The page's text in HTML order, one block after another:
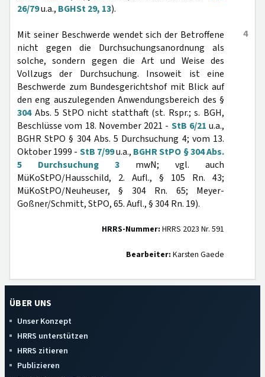
26/79u.a., BGHSt 29, 13).
4
Mit seiner Beschwerde wendet sich der Betroffene
nicht gegen die Durchsuchungsanordnung als
solche, sondern gegen die Art und Weise des
Vollzugs der Durchsuchung. Insoweit ist eine
Beschwerde zum Bundesgerichtshof mit Blick auf
den eng auszulegenden Anwendungsbereich des §
304Abs. 5 StPO nicht statthaft (st. Rspr.; s. BGH,
Beschlüsse vom 18. November 2021 - StB 6/21 u.a.,
BGHR StPO § 304 Abs. 5 Durchsuchung 4; vom 13.
Oktober 1999 - StB 7/99u.a., BGHR StPO § 304 Abs.
5 Durchsuchung 3 mwN; vgl. auch
MüKoStPO/Hausschild, 2. Aufl., § 105 Rn. 43;
MüKoStPO/Neuheuser, § 304 Rn. 65; Meyer-
Goßner/Schmitt, StPO, 65. Aufl., § 304 Rn. 19).
HRRS-Nummer: HRRS 2023 Nr. 591
Bearbeiter: Karsten Gaede
ÜBER UNS
Unser Konzept
HRRS unterstützen
HRRS zitieren
Publizieren